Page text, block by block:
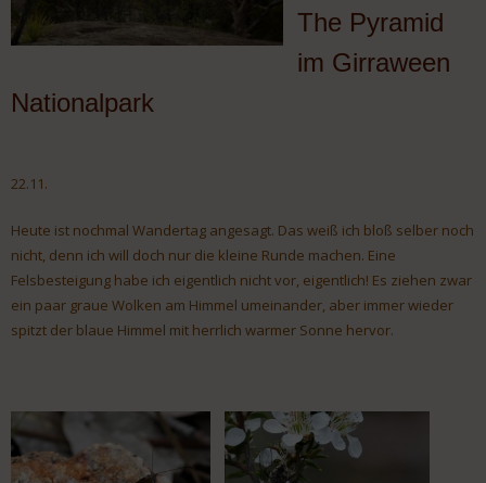
The Pyramid
im Girraween
Nationalpark
22.11.
Heute ist nochmal Wandertag angesagt. Das weiß ich bloß selber noch
nicht, denn ich will doch nur die kleine Runde machen. Eine
Felsbesteigung habe ich eigentlich nicht vor, eigentlich! Es ziehen zwar
ein paar graue Wolken am Himmel umeinander, aber immer wieder
spitzt der blaue Himmel mit herrlich warmer Sonne hervor.